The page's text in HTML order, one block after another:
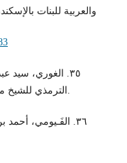
والعربية للبنات بالإسكندرية، ع38, الإصدار2 ، 63 -